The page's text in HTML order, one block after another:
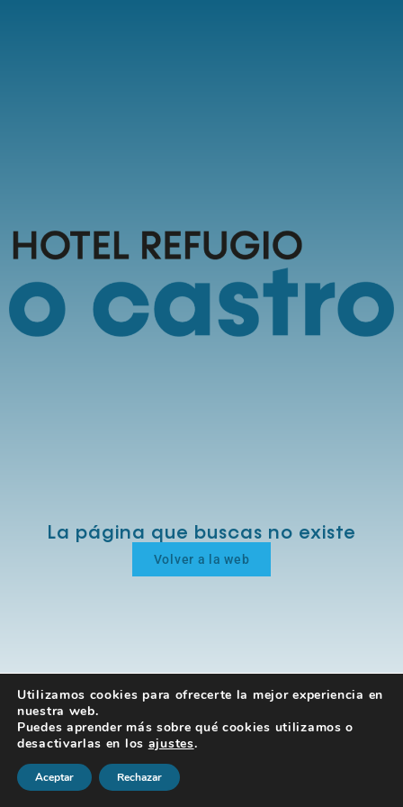
La página que buscas no existe
Volver a la web
Utilizamos cookies para ofrecerte la mejor experiencia en
nuestra web.
Puedes aprender más sobre qué cookies utilizamos o
desactivarlas en los ajustes.
Aceptar Rechazar